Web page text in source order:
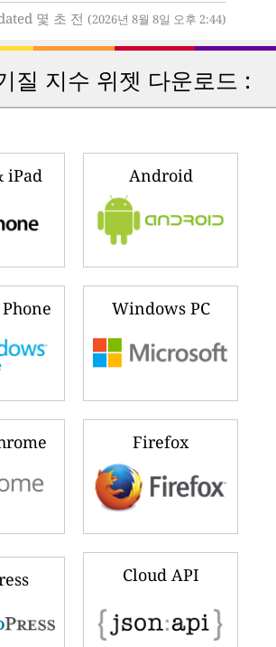
몇 초 전 (2026년 8월 8일 오후 2:44)
질 지수 위젯 다운로드 :
iPad Android
Windows PC
Firefox
Cloud API